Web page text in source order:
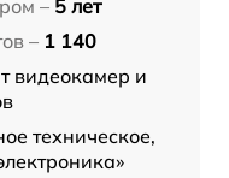
– 5 лет
– 1 140
видеокамер и
техническое,